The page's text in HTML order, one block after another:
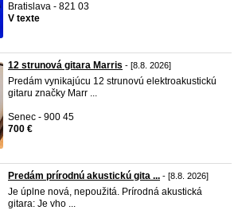
Bratislava - 821 03
V texte
12 strunová gitara Marris - [8.8. 2026]
Predám vynikajúcu 12 strunovú elektroakustickú
gitaru značky Marr ...
Senec - 900 45
700 €
Predám prírodnú akustickú gita ... - [8.8. 2026]
Je úplne nová, nepoužitá. Prírodná akustická
gitara: Je vho ...